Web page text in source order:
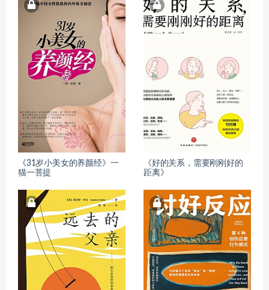
《31岁小美女的养颜经》一
猫一菩提
《好的关系，需要刚刚好的
距离》